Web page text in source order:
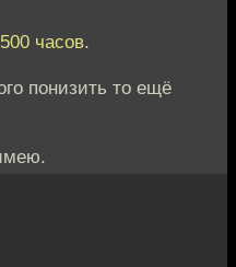
часов.
понизить то ещё